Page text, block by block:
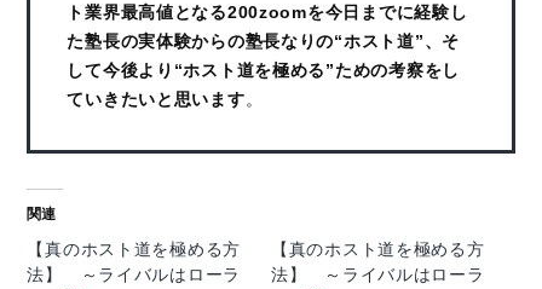
ト業界最高値となる200zoomを今日までに経験し
た塾長の実体験からの塾長なりの“ホスト道”、そ
して今後より“ホスト道を極める”ための考察をし
ていきたいと思います。
関連
【真のホスト道を極める方
法】 ～ライバルはローラ
【真のホスト道を極める方
法】 ～ライバルはローラ